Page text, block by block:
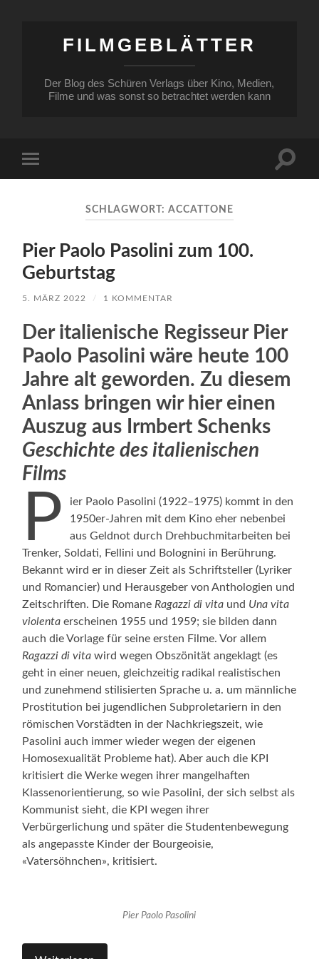
FILMGEBLÄTTER
Der Blog des Schüren Verlags über Kino, Medien,
Filme und was sonst so betrachtet werden kann
Menü
SCHLAGWORT: ACCATTONE
Pier Paolo Pasolini zum 100.
Geburtstag
5. MÄRZ 2022 / 1 KOMMENTAR
Der italienische Regisseur Pier
Paolo Pasolini wäre heute 100
Jahre alt geworden. Zu diesem
Anlass bringen wir hier einen
Auszug aus Irmbert Schenks
Geschichte des italienischen
Films
P
ier Paolo Pasolini (1922–1975) kommt in den
1950er-Jahren mit dem Kino eher nebenbei
aus Geldnot durch Drehbuchmitarbeiten bei
Trenker, Soldati, Fellini und Bolognini in Berührung.
Bekannt wird er in dieser Zeit als Schriftsteller (Lyriker
und Romancier) und Herausgeber von Anthologien und
Zeitschriften. Die RomaneRagazzi di vita und Una vita
violenta erscheinen 1955 und 1959; sie bilden dann
auch die Vorlage für seine ersten Filme. Vor allem
Ragazzi di vita wird wegen Obszönität angeklagt (es
geht in einer neuen, gleichzeitig radikal realistischen
und zunehmend stilisierten Sprache u. a. um männliche
Prostitution bei jugendlichen Subproletariern in den
römischen Vorstädten in der Nachkriegszeit, wie
Pasolini auch immer wieder wegen der eigenen
Homosexualität Probleme hat). Aber auch die KPI
kritisiert die Werke wegen ihrer mangelhaften
Klassenorientierung, so wie Pasolini, der sich selbst als
Kommunist sieht, die KPI wegen ihrer
Verbürgerlichung und später die Studentenbewegung
als angepasste Kinder der Bourgeoisie,
«Vatersöhnchen», kritisiert.
Pier Paolo Pasolini